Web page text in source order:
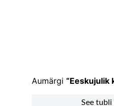
Aumärgi “Eeskujulik
See tubli